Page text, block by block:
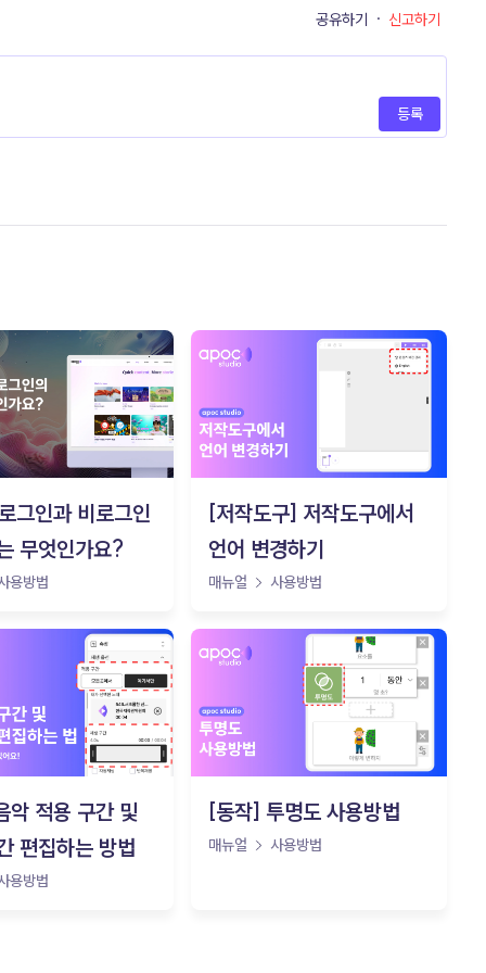
공유하기 · 신고하기
등록
그인과 비로그인
무엇인가요?
용방법
[저작도구] 저작도구에서
언어 변경하기
매뉴얼 사용방법
악 적용 구간 및
편집하는 방법
용방법
[동작] 투명도 사용방법
매뉴얼 사용방법